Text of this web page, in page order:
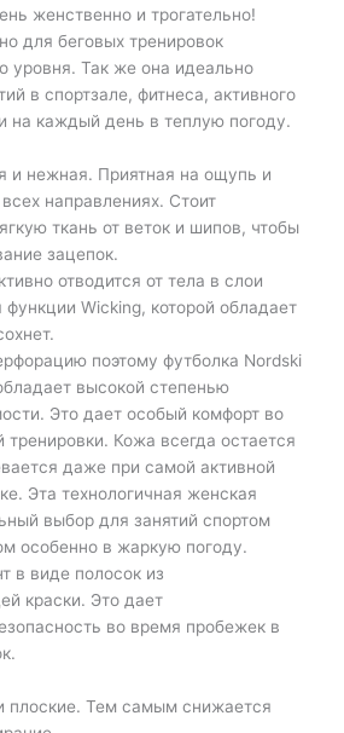
женственно и трогательно!
для беговых тренировок
уровня. Так же она идеально
в спортзале, фитнеса, активного
на каждый день в теплую погоду.
и нежная. Приятная на ощупь и
направлениях. Стоит
ткань от веток и шипов, чтобы
зацепок.
отводится от тела в слои
функции Wicking, которой обладает
поэтому футболка Nordski
высокой степенью
Это дает особый комфорт во
тренировки. Кожа всегда остается
даже при самой активной
Эта технологичная женская
выбор для занятий спортом
особенно в жаркую погоду.
в виде полосок из
краски. Это дает
во время пробежек в
плоские. Тем самым снижается